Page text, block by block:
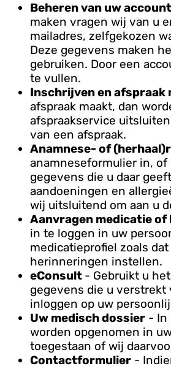
Beheren van uw
maken vragen wij van u
mailadres, zelfgekozen
Deze gegevens maken
gebruiken. Door een
te vullen.
Inschrijven en afspraak
afspraak maakt, dan
afspraakservice
van een afspraak.
Anamnese- of
anamneseformulier in, of
gegevens die u daar
aandoeningen en
wij uitsluitend om aan u
Aanvragen medicatie
in te loggen in uw
medicatieprofiel zoals
herinneringen instellen.
eConsult - Gebruikt u
gegevens die u verstrekt
inloggen op uw
Uw medisch dossier - In
worden opgenomen in
toegestaan of wij
Contactformulier -